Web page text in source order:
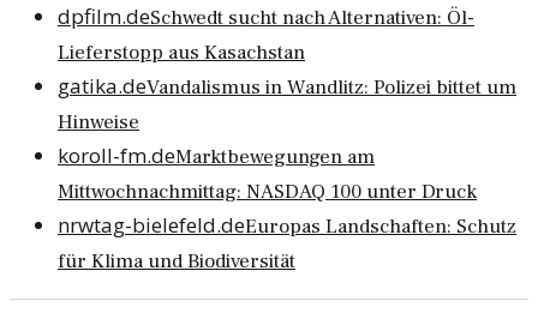
dpfilm.deSchwedt sucht nach Alternativen: Öl-
Lieferstopp aus Kasachstan
gatika.deVandalismus in Wandlitz: Polizei bittet um
Hinweise
koroll-fm.deMarktbewegungen am
Mittwochnachmittag: NASDAQ 100 unter Druck
nrwtag-bielefeld.deEuropas Landschaften: Schutz
für Klima und Biodiversität